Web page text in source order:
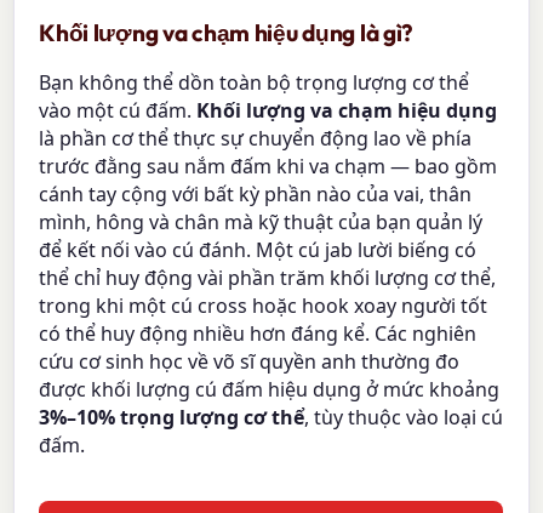
Khối lượng va chạm hiệu dụng là gì?
Bạn không thể dồn toàn bộ trọng lượng cơ thể
vào một cú đấm. Khối lượng va chạm hiệu dụng
là phần cơ thể thực sự chuyển động lao về phía
trước đằng sau nắm đấm khi va chạm — bao gồm
cánh tay cộng với bất kỳ phần nào của vai, thân
mình, hông và chân mà kỹ thuật của bạn quản lý
để kết nối vào cú đánh. Một cú jab lười biếng có
thể chỉ huy động vài phần trăm khối lượng cơ thể,
trong khi một cú cross hoặc hook xoay người tốt
có thể huy động nhiều hơn đáng kể. Các nghiên
cứu cơ sinh học về võ sĩ quyền anh thường đo
được khối lượng cú đấm hiệu dụng ở mức khoảng
3%–10% trọng lượng cơ thể, tùy thuộc vào loại cú
đấm.